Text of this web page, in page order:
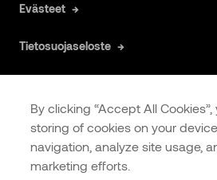
Evästeet
Tietosuojaseloste
COOKIES
SETTINGS
By clicking “Accept All
storing of cookies on your
navigation, analyze site usage,
marketing efforts.